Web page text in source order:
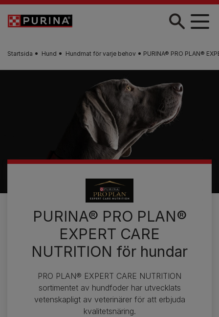
Skip to main content
Startsida Hund Hundmat för varje behov PURINA® PRO PLAN®
PURINA® PRO PLAN®
EXPERT CARE
NUTRITION för hundar
PRO PLAN® EXPERT CARE NUTRITION
sortimentet av hundfoder har utvecklats
vetenskapligt av veterinärer för att erbjuda
kvalitetsnäring.